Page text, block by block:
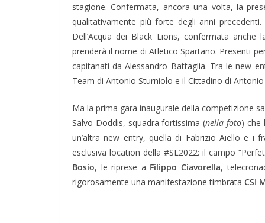
stagione. Confermata, ancora una volta, la
qualitativamente più forte degli anni
Dell’Acqua dei Black Lions, confermata anche
prenderà il nome di Atletico Spartano. Presenti
capitanati da Alessandro Battaglia. Tra le new
Team di Antonio Sturniolo e il Cittadino di Antonio
Ma la prima gara inaugurale della competizione
Salvo Doddis, squadra fortissima (nella foto) che
un’altra new entry, quella di Fabrizio Aiello e i
esclusiva location della #SL2022: il campo
Bosio, le riprese a Filippo Ciavorella,
rigorosamente una manifestazione timbrata CSI